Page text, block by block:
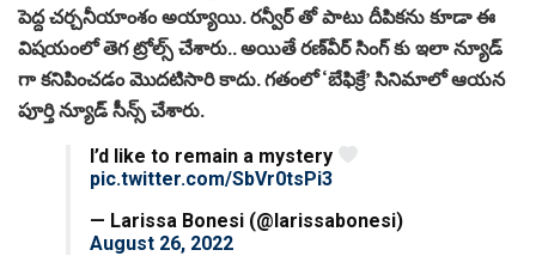
పెద్ద చర్చనీయాంశం అయ్యాయి. రన్వీర్ తో పాటు దీపికను కూడా ఈ
విషయంలో తెగ ట్రోల్స్ చేశారు.. అయితే రణ్‌వీర్‌ సింగ్‌‌ కు ఇలా న్యూడ్
గా కనిపించడం మొదటిసారి కాదు. గతంలో ‘బేఫిక్రే’ సినిమాలో ఆయన
పూర్తి న్యూడ్ సీన్స్ చేశారు.
I’d like to remain a mystery
pic.twitter.com/SbVr0tsPi3
— Larissa Bonesi (@larissabonesi)
August 26, 2022